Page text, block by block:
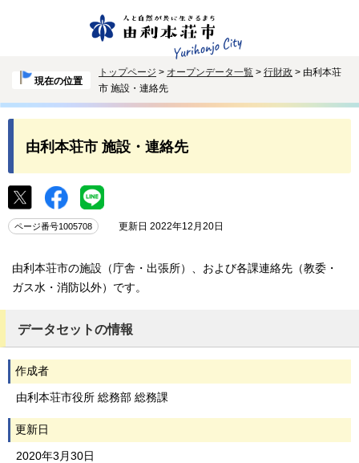
現在の位置
トップページ > オープンデータ一覧 > 行財政 > 由利本荘
市 施設・連絡先
由利本荘市 施設・連絡先
ページ番号1005708 更新日 2022年12月20日
由利本荘市の施設（庁舎・出張所）、および各課連絡先（教委・
ガス水・消防以外）です。
データセットの情報
作成者
由利本荘市役所 総務部 総務課
更新日
2020年3月30日